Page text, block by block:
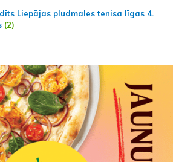
Liepājas pludmales tenisa līgas 4.
(2)